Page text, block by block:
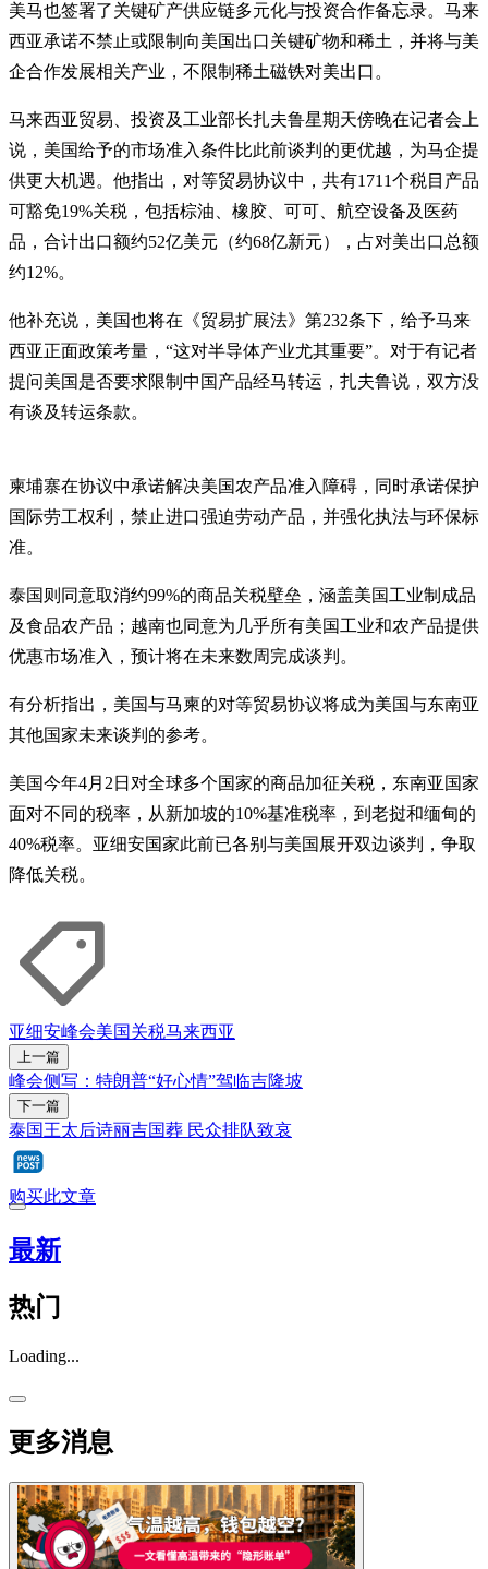
美马也签署了关键矿产供应链多元化与投资合作备忘录。马来
西亚承诺不禁止或限制向美国出口关键矿物和稀土，并将与美
企合作发展相关产业，不限制稀土磁铁对美出口。
马来西亚贸易、投资及工业部长扎夫鲁星期天傍晚在记者会上
说，美国给予的市场准入条件比此前谈判的更优越，为马企提
供更大机遇。他指出，对等贸易协议中，共有1711个税目产品
可豁免19%关税，包括棕油、橡胶、可可、航空设备及医药
品，合计出口额约52亿美元（约68亿新元），占对美出口总额
约12%。
他补充说，美国也将在《贸易扩展法》第232条下，给予马来
西亚正面政策考量，“这对半导体产业尤其重要”。对于有记者
提问美国是否要求限制中国产品经马转运，扎夫鲁说，双方没
有谈及转运条款。
柬埔寨在协议中承诺解决美国农产品准入障碍，同时承诺保护
国际劳工权利，禁止进口强迫劳动产品，并强化执法与环保标
准。
泰国则同意取消约99%的商品关税壁垒，涵盖美国工业制成品
及食品农产品；越南也同意为几乎所有美国工业和农产品提供
优惠市场准入，预计将在未来数周完成谈判。
有分析指出，美国与马柬的对等贸易协议将成为美国与东南亚
其他国家未来谈判的参考。
美国今年4月2日对全球多个国家的商品加征关税，东南亚国家
面对不同的税率，从新加坡的10%基准税率，到老挝和缅甸的
40%税率。亚细安国家此前已各别与美国展开双边谈判，争取
降低关税。
亚细安峰会美国关税马来西亚
上一篇
峰会侧写：特朗普“好心情”驾临吉隆坡
下一篇
泰国王太后诗丽吉国葬 民众排队致哀
购买此文章
最新
热门
Loading...
更多消息